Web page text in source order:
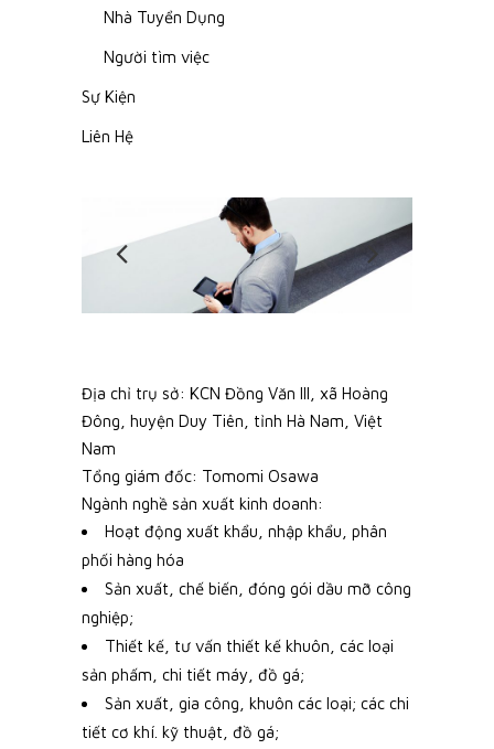
Nhà Tuyển Dụng
Người tìm việc
Sự Kiện
Liên Hệ
Địa chỉ trụ sở: KCN Đồng Văn III, xã Hoàng
Đông, huyện Duy Tiên, tỉnh Hà Nam, Việt
Nam
Tổng giám đốc: Tomomi Osawa
Ngành nghề sản xuất kinh doanh:
Hoạt động xuất khẩu, nhập khẩu, phân
phối hàng hóa
Sản xuất, chế biến, đóng gói dầu mỡ công
nghiệp;
Thiết kế, tư vấn thiết kế khuôn, các loại
sản phấm, chi tiết máy, đồ gá;
Sản xuất, gia công, khuôn các loại; các chi
tiết cơ khí. kỹ thuật, đồ gá;